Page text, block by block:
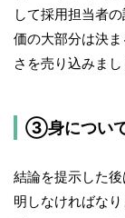
して採用担当者
価の大部分は決
さを売り込みまし
③身につい
結論を提示した
明しなければな